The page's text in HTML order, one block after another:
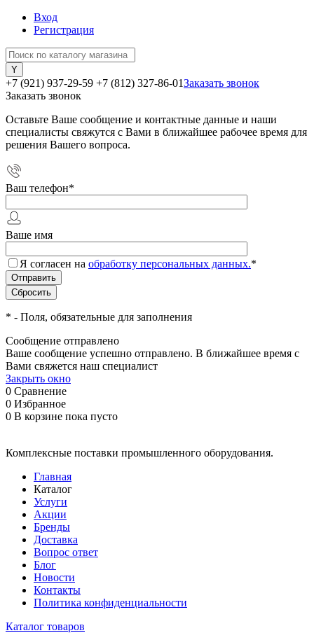
Вход
Регистрация
+7 (921) 937-29-59 +7 (812) 327-86-01Заказать звонок
Заказать звонок
Оставьте Ваше сообщение и контактные данные и наши
специалисты свяжутся с Вами в ближайшее рабочее время для
решения Вашего вопроса.
Ваш телефон*
Ваше имя
Я согласен на обработку персональных данных.*
* - Поля, обязательные для заполнения
Сообщение отправлено
Ваше сообщение успешно отправлено. В ближайшее время с
Вами свяжется наш специалист
Закрыть окно
0 Сравнение
0 Избранное
0 В корзине пока пусто
Комплексные поставки промышленного оборудования.
Главная
Каталог
Услуги
Акции
Бренды
Доставка
Вопрос ответ
Блог
Новости
Контакты
Политика конфиденциальности
Каталог товаров